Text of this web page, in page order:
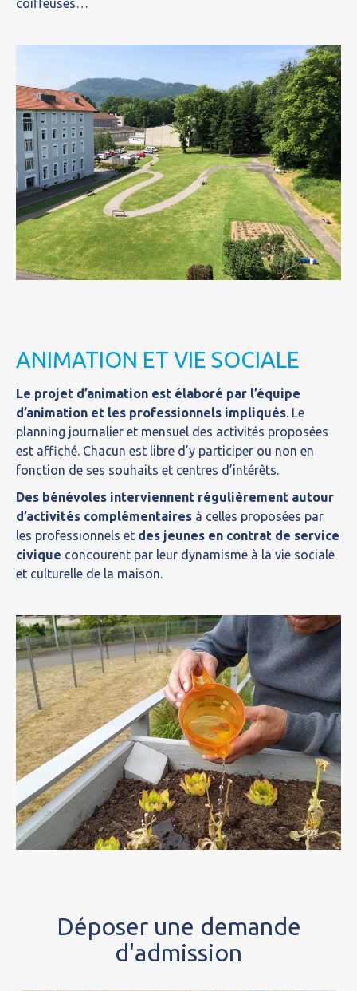
coiffeuses…
ANIMATION ET VIE SOCIALE
Le projet d’animation est élaboré par l’équipe
d’animation et les professionnels impliqués. Le
planning journalier et mensuel des activités proposées
est affiché. Chacun est libre d’y participer ou non en
fonction de ses souhaits et centres d’intérêts.
Des bénévoles interviennent régulièrement autour
d’activités complémentaires à celles proposées par
les professionnels et des jeunes en contrat de service
civique concourent par leur dynamisme à la vie sociale
et culturelle de la maison.
Déposer une demande
d'admission